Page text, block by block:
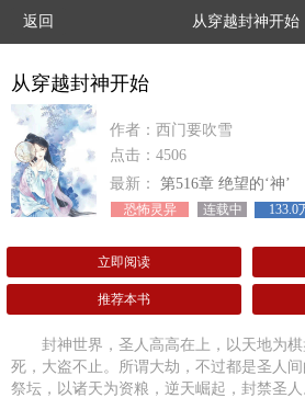
返回 从穿越封神开始
从穿越封神开始
作者：西门要吹雪
点击：4506
最新：
第516章 绝望的‘神’
恐怖灵异 连载中 133.0
立即阅读
推荐本书
封神世界，圣人高高在上，以天地为
死，大盗不止。所谓大劫，不过都是圣人
祭坛，以诸天为资粮，逆天崛起，封禁圣